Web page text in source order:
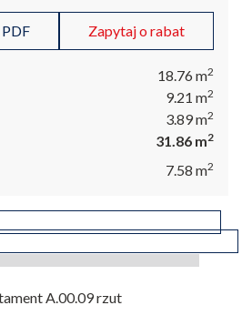
530 200 220
Zapytaj o rabat
18.76m2
9.21 m2
3.89m2
31.86 m2
7.58 m2